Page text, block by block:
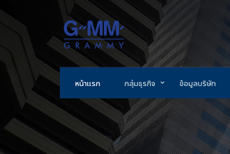
หน้าแรก กลุ่มธุรกิจ ข้อมูลบริษัท